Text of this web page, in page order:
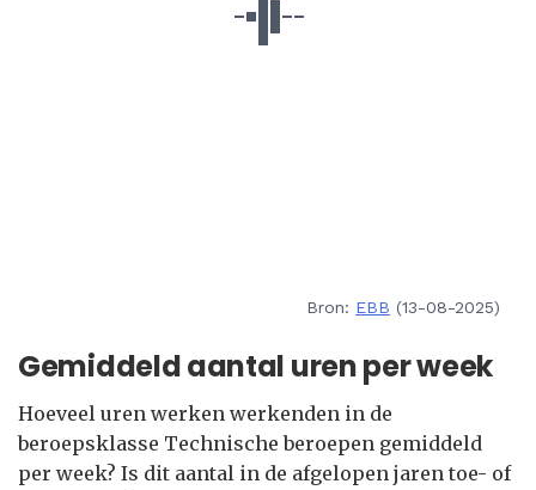
Bron: EBB (13-08-2025)
Gemiddeld aantal uren per week
Hoeveel uren werken werkenden in de
beroepsklasse Technische beroepen gemiddeld
per week? Is dit aantal in de afgelopen jaren toe- of